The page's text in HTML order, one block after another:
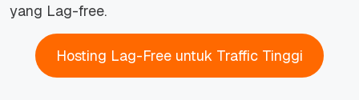
yang Lag-free.
Hosting Lag-Free untuk Traffic Tinggi